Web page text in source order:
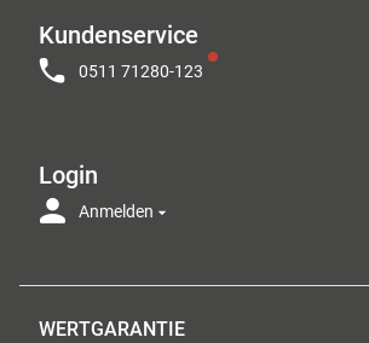
Kundenservice
0511 71280-123
Login
Anmelden
WERTGARANTIE